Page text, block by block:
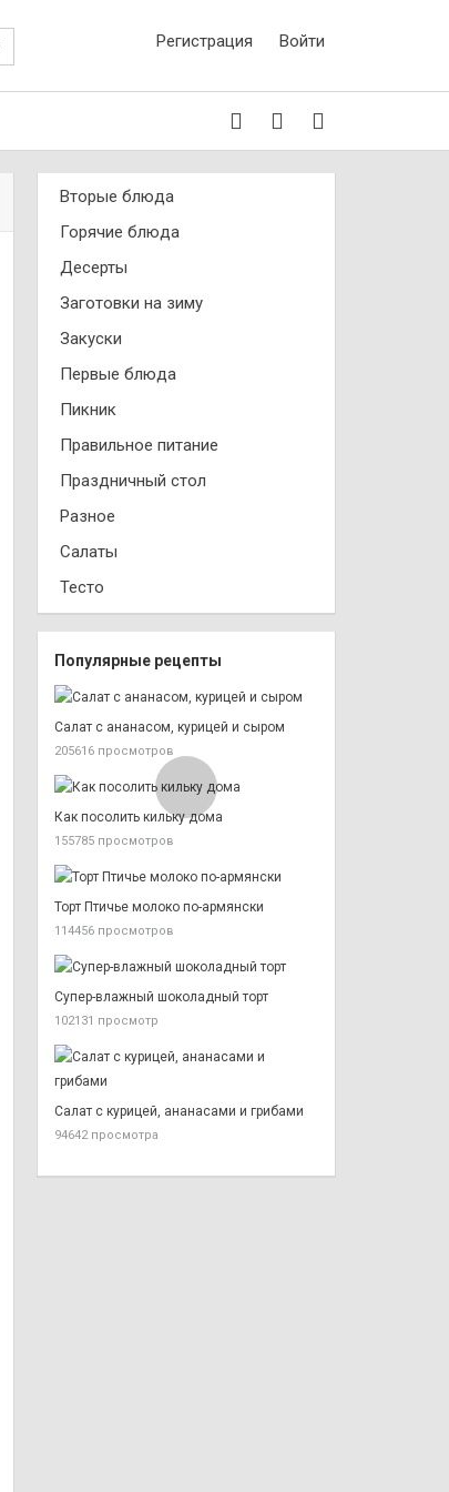
Регистрация Войти
Вторые блюда
Горячие блюда
Десерты
Заготовки на зиму
Закуски
Первые блюда
Пикник
Правильное питание
Праздничный стол
Разное
Салаты
Тесто
Популярные рецепты
Салат с ананасом, курицей и сыром
205616 просмотров
Как посолить кильку дома
155785 просмотров
Торт Птичье молоко по-армянски
114456 просмотров
Супер-влажный шоколадный торт
102131 просмотр
Салат с курицей, ананасами и грибами
94642 просмотра